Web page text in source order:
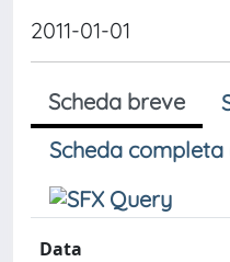
2011-01-01
Scheda breve
Scheda completa
Data